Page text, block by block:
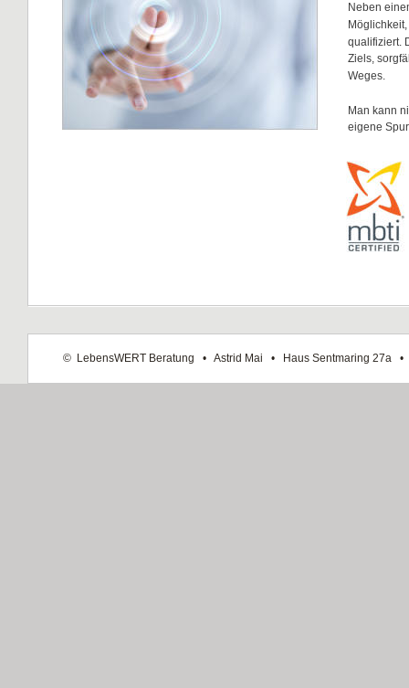
©  LebensWERT Beratung   •   Astrid Mai   •   Haus Sentmaring 27a
Neben
qualifiziert.
Ziels,
Weges.
Man kann
eigene